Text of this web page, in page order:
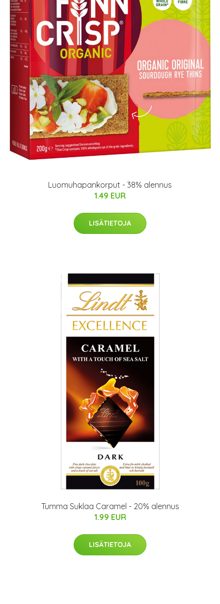
Luomuhapankorput - 38% alennus
1.49 EUR
LISÄTIETOJA
Tumma Suklaa Caramel - 20% alennus
1.99 EUR
LISÄTIETOJA